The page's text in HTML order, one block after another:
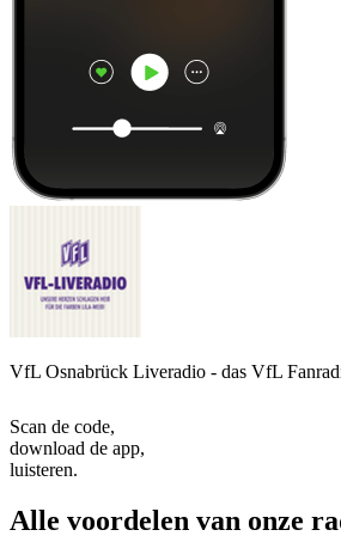
VfL Osnabrück Liveradio - das VfL
Scan de code,
download de app,
luisteren.
Alle voordelen van onze